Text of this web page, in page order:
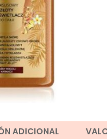
ADICIONAL